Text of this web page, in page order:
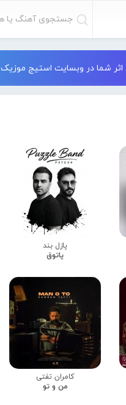
در وبسایت استیج موزیک 09379752202
پازل بند
پاتوق
کامران تفتی
من و تو